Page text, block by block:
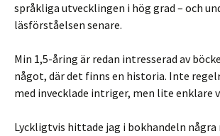
språkliga utvecklingen i hög grad – och
läsförståelsen senare.
Min 1,5-åring är redan intresserad av
något, där det finns en historia. Inte
med invecklade intriger, men lite enklare
Lyckligtvis hittade jag i bokhandeln några